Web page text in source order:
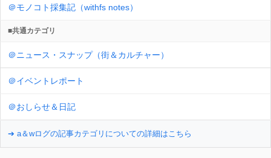
＠モノコト採集記（withfs notes）
■共通カテゴリ
＠ニュース・スナップ（街＆カルチャー）
＠イベントレポート
＠おしらせ＆日記
➔ a＆wログの記事カテゴリについての詳細はこちら